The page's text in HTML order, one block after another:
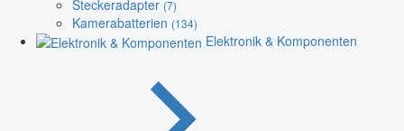
Steckeradapter (7)
Kamerabatterien (134)
Elektronik & Komponenten